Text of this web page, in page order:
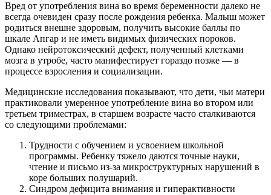
Вред от употребления вина во время беременности далеко не
всегда очевиден сразу после рождения ребенка. Малыш может
родиться внешне здоровым, получить высокие баллы по
шкале Апгар и не иметь видимых физических пороков.
Однако нейротоксический дефект, полученный клетками
мозга в утробе, часто манифестирует гораздо позже — в
процессе взросления и социализации.
Медицинские исследования показывают, что дети, чьи матери
практиковали умеренное употребление вина во втором или
третьем триместрах, в старшем возрасте часто сталкиваются
со следующими проблемами:
Трудности с обучением и усвоением школьной
программы. Ребенку тяжело даются точные науки,
чтение и письмо из-за микроструктурных нарушений в
коре больших полушарий.
Синдром дефицита внимания и гиперактивности